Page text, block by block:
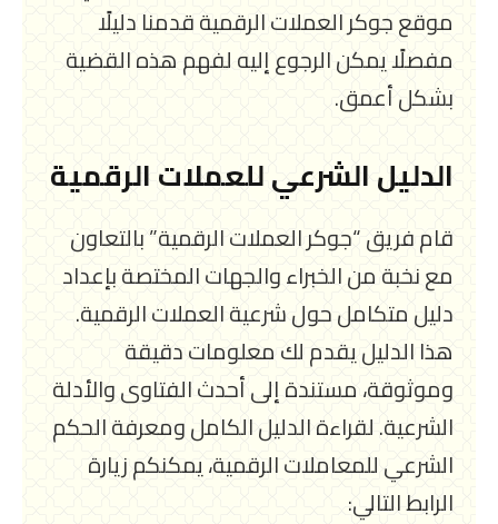
موقع جوكر العملات الرقمية قدمنا دليلًا
مفصلًا يمكن الرجوع إليه لفهم هذه القضية
بشكل أعمق.
الدليل الشرعي للعملات الرقمية
قام فريق “جوكر العملات الرقمية” بالتعاون
مع نخبة من الخبراء والجهات المختصة بإعداد
دليل متكامل حول شرعية العملات الرقمية.
هذا الدليل يقدم لك معلومات دقيقة
وموثوقة، مستندة إلى أحدث الفتاوى والأدلة
الشرعية. لقراءة الدليل الكامل ومعرفة الحكم
الشرعي للمعاملات الرقمية، يمكنكم زيارة
الرابط التالي: